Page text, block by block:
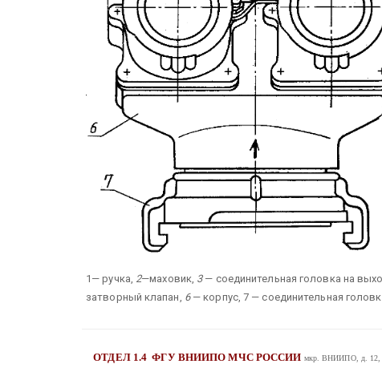
1— ручка, 2—маховик, 3— соединительная головка на
затворный клапан, 6— корпус, 7 — соединительная
ОТДЕЛ 1.4ФГУ ВНИИПО МЧС РОССИИ мкр. ВНИИПО, д. 12,